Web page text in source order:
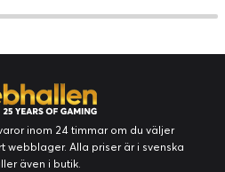
inom 24 timmar om du väljer
webblager. Alla priser är i svenska
även i butik.